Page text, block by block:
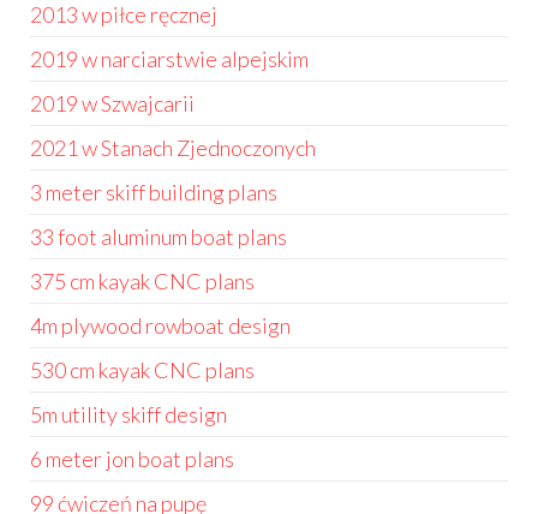
2013 w piłce ręcznej
2019 w narciarstwie alpejskim
2019 w Szwajcarii
2021 w Stanach Zjednoczonych
3 meter skiff building plans
33 foot aluminum boat plans
375 cm kayak CNC plans
4m plywood rowboat design
530 cm kayak CNC plans
5m utility skiff design
6 meter jon boat plans
99 ćwiczeń na pupę